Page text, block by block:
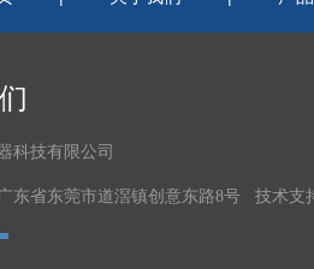
科技有限公司
东省东莞市道滘镇创意东路8号 技术支